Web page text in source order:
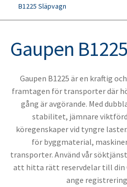
B1225 Släpvagn
Gaupen
Gaupen B1225 är en kraftig
framtagen för transporter där
gång är avgörande. Med
stabilitet, jämnare
köregenskaper vid tyngre
för byggmaterial,
transporter. Använd vår
att hitta rätt reservdelar till din
ange